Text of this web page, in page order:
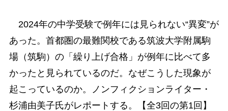
2024年の中学受験で例年には見られない“異変”が
あった。首都圏の最難関校である筑波大学附属駒
場（筑駒）の「繰り上げ合格」が例年に比べて多
かったと見られているのだ。なぜこうした現象が
起こっているのか。ノンフィクションライター・
杉浦由美子氏がレポートする。【全3回の第1回】